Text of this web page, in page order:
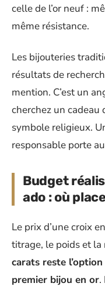
celle de l’or neuf :
même résistance.
Les bijouteries
résultats de
mention. C’est un
cherchez un cadeau
symbole religieux.
responsable porte
Budget
ado : où
Le prix d’une croix
titrage, le poids et la
carats reste
premier bijou en or.